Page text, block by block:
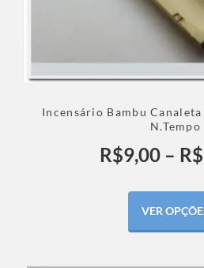
Incensário Bambu
N.Tempo
R$9,00 – R$
VER